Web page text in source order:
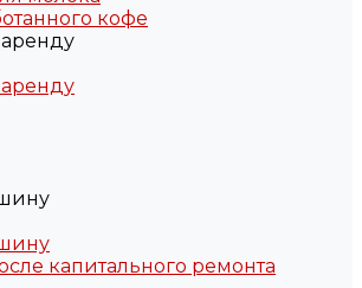
кофе
капитального ремонта